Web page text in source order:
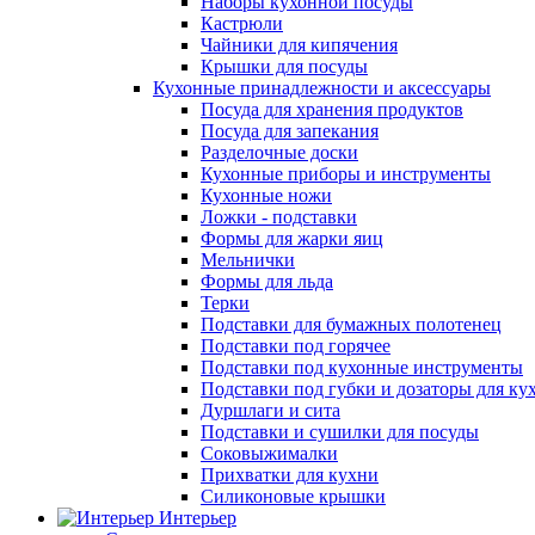
Кастрюли
Чайники для кипячения
Крышки для посуды
Кухонные принадлежности и аксессуары
Посуда для хранения продуктов
Посуда для запекания
Разделочные доски
Кухонные приборы и инструменты
Кухонные ножи
Ложки - подставки
Формы для жарки яиц
Мельнички
Формы для льда
Терки
Подставки для бумажных полотенец
Подставки под горячее
Подставки под кухонные инструменты
Подставки под губки и дозаторы для
Дуршлаги и сита
Подставки и сушилки для посуды
Соковыжималки
Прихватки для кухни
Силиконовые крышки
Интерьер